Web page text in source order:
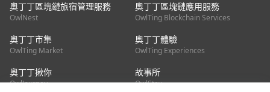
奧丁丁區塊鏈旅宿管理服務
OwlNest
奧丁丁區塊鏈應用服務
OwlTing Blockchain Services
奧丁丁市集
OwlTing Market
奧丁丁體驗
OwlTing Experiences
奧丁丁揪你
OwlJourney
故事所
OwlStay